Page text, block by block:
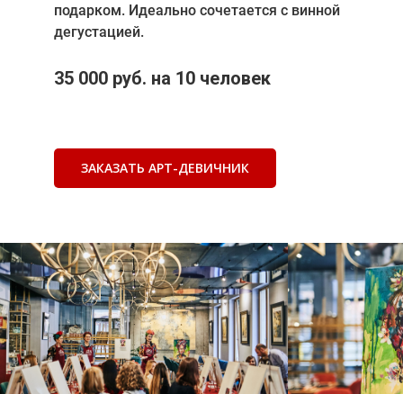
подарком. Идеально сочетается с винной
дегустацией.
35 000 руб. на 10 человек
ЗАКАЗАТЬ АРТ-ДЕВИЧНИК